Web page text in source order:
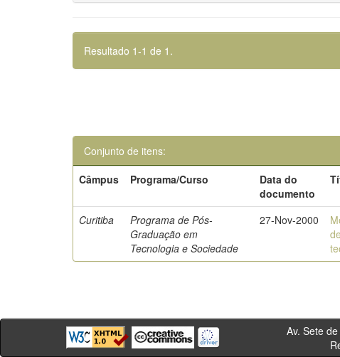
Resultado 1-1 de 1.
Conjunto de itens:
Câmpus
Programa/Curso
Data do
documento
Curitiba
Programa de Pós-
Graduação em
Tecnologia e Sociedade
27-Nov-2000
Av. Sete de